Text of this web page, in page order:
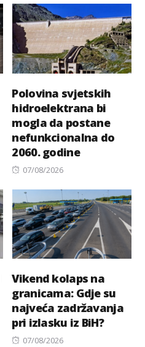
Polovina svjetskih
hidroelektrana bi
mogla da postane
nefunkcionalna do
2060. godine
Posted
07/08/2026
Vikend kolaps na
granicama: Gdje su
najveća zadržavanja
pri izlasku iz BiH?
Posted
07/08/2026